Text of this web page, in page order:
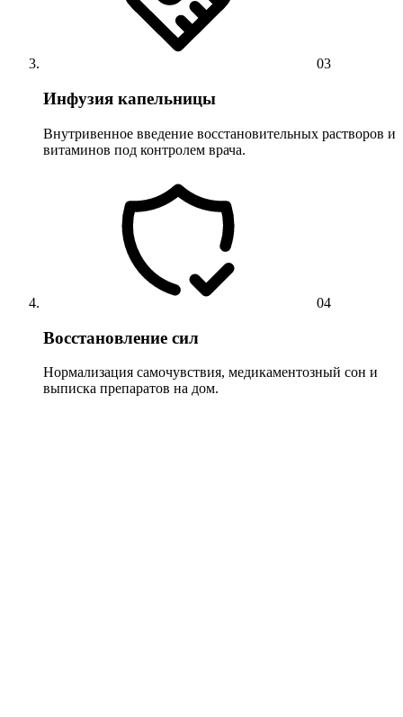
03
Инфузия капельницы
Внутривенное введение восстановительных растворов и
витаминов под контролем врача.
04
Восстановление сил
Нормализация самочувствия, медикаментозный сон и
выписка препаратов на дом.